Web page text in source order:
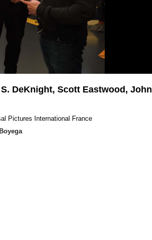
DeKnight, Scott Eastwood, John
Pictures International France